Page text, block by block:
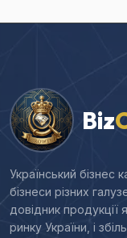
Biz
Український бізнес
бізнеси різних
довідник
ринку України, і